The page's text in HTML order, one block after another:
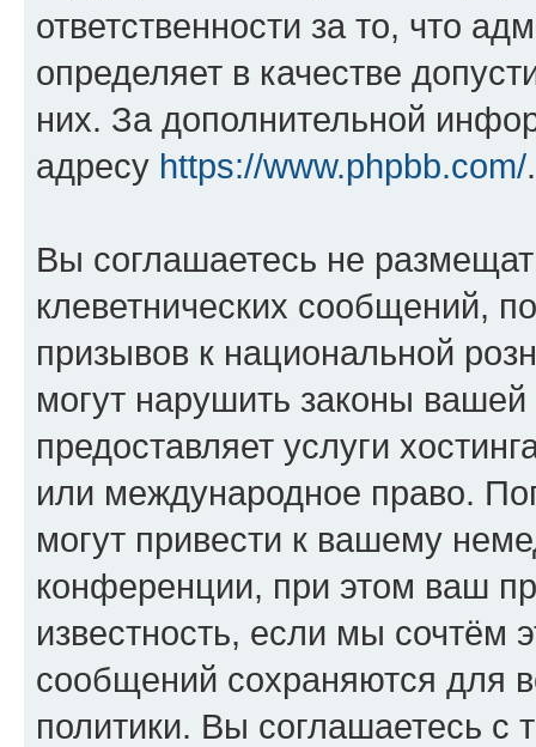
ответственности за то, что
определяет в качестве
них. За дополнительной
адресу https://www.phpbb.com/.
Вы соглашаетесь не
клеветнических сообщений,
призывов к национальной
могут нарушить законы
предоставляет услуги
или международное право.
могут привести к вашему
конференции, при этом ваш
известность, если мы сочтём
сообщений сохраняются для
политики. Вы соглашаетесь